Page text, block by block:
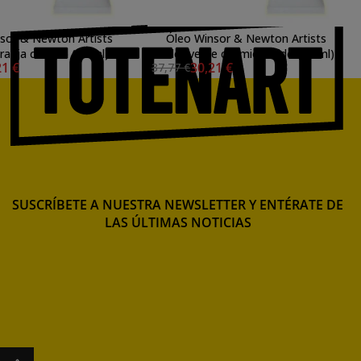
& Newton Artists
cadmio (37 ml)
€
Óleo Winsor & Newton Artists
color verde cadmio pálido (37 ml)
37,77 €30,21 €
SUSCRÍBETE A NUESTRA NEWSLETTER Y ENTÉRATE DE
LAS ÚLTIMAS NOTICIAS